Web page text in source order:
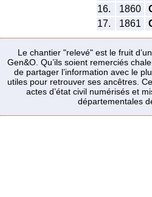
16.
1860
17.
1861
Le chantier "relevé" est le fruit
Gen&O. Qu’ils soient remerciés
de partager l’information avec le
utiles pour retrouver ses ancêtres.
actes d’état civil numérisés et
départementales